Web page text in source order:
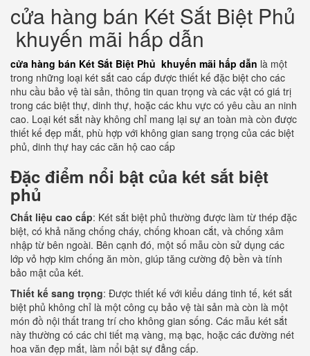
cửa hàng bán Két Sắt Biệt Phủ
khuyến mãi hấp dẫn
cửa hàng bán Két Sắt Biệt Phủ khuyến mãi hấp dẫn là một
trong những loại két sắt cao cấp được thiết kế đặc biệt cho các
nhu cầu bảo vệ tài sản, thông tin quan trọng và các vật có giá trị
trong các biệt thự, dinh thự, hoặc các khu vực có yêu cầu an ninh
cao. Loại két sắt này không chỉ mang lại sự an toàn mà còn được
thiết kế đẹp mắt, phù hợp với không gian sang trọng của các biệt
phủ, dinh thự hay các căn hộ cao cấp
Đặc điểm nổi bật của két sắt biệt
phủ
Chất liệu cao cấp: Két sắt biệt phủ thường được làm từ thép đặc
biệt, có khả năng chống cháy, chống khoan cắt, và chống xâm
nhập từ bên ngoài. Bên cạnh đó, một số mẫu còn sử dụng các
lớp vỏ hợp kim chống ăn mòn, giúp tăng cường độ bền và tính
bảo mật của két.
Thiết kế sang trọng: Được thiết kế với kiểu dáng tinh tế, két sắt
biệt phủ không chỉ là một công cụ bảo vệ tài sản mà còn là một
món đồ nội thất trang trí cho không gian sống. Các mẫu két sắt
này thường có các chi tiết mạ vàng, mạ bạc, hoặc các đường nét
hoa văn đẹp mắt, làm nổi bật sự đẳng cấp.